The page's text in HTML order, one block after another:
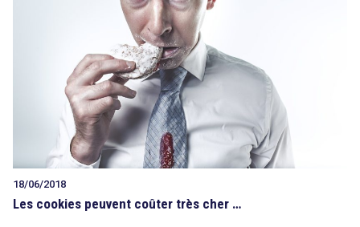
18/06/2018
Les cookies peuvent coûter très cher …